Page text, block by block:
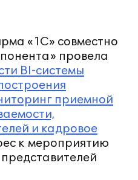
«1С» совместно
провела
BI-системы
приемной
и кадровое
к мероприятию